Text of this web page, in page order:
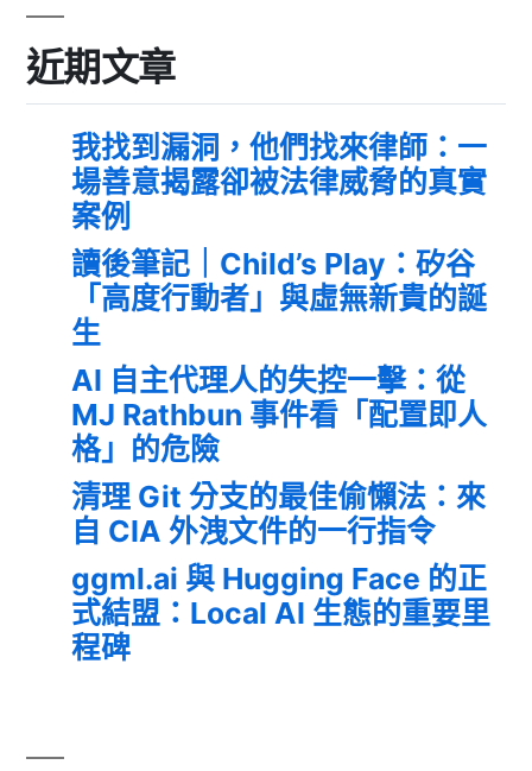
近期文章
我找到漏洞，他們找來律師：一
場善意揭露卻被法律威脅的真實
案例
讀後筆記｜Child’s Play：矽谷
「高度行動者」與虛無新貴的誕
生
AI 自主代理人的失控一擊：從
MJ Rathbun 事件看「配置即人
格」的危險
清理 Git 分支的最佳偷懶法：來
自 CIA 外洩文件的一行指令
ggml.ai 與 Hugging Face 的正
式結盟：Local AI 生態的重要里
程碑